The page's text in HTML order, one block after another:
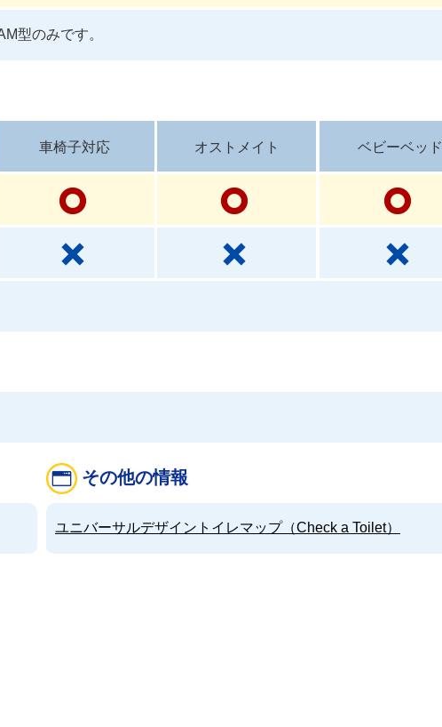
型のみです。
車椅子対応 オストメイト ベビーベッド
その他の情報
ユニバーサルデザイントイレマップ（Check a Toilet）